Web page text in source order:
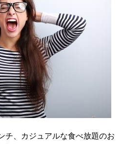
チ、カジュアルな食べ放題のお